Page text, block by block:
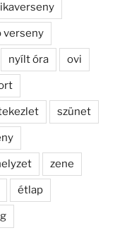
verseny
nyílt óra ovi
szünet
zene
étlap